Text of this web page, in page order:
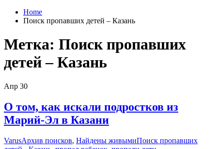
Home
Поиск пропавших детей – Казань
Метка: Поиск пропавших
детей – Казань
Апр 30
О том, как искали подростков из
Марий-Эл в Казани
VarusАрхив поисков, Найдены живымиПоиск пропавших